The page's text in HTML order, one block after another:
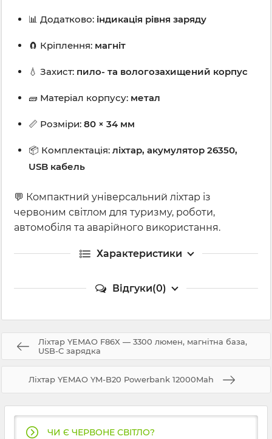
📊 Додатково: індикація рівня заряду
🧲 Кріплення: магніт
💧 Захист: пило- та вологозахищений корпус
🧱 Матеріал корпусу: метал
📏 Розміри: 80 × 34 мм
📦 Комплектація: ліхтар, акумулятор 26350,
USB кабель
💬 Компактний універсальний ліхтар із
червоним світлом для туризму, роботи,
автомобіля та аварійного використання.
Характеристики
Відгуки(0)
Ліхтар YEMAO F86X — 3300 люмен, магнітна база,
USB-C зарядка
Ліхтар YEMAO YM-B20 Powerbank 12000Mah
ЧИ Є ЧЕРВОНЕ СВІТЛО?